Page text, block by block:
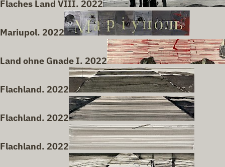
Flaches Land VIII. 2022
Mariupol. 2022
Land ohne Gnade I. 2022
Flachland. 2022
Flachland. 2022
Flachland. 2022